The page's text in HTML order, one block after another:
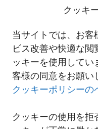
クッキ
当サイトでは、お客
ビス改善や快適な閲
ッキーを使用して
客様の同意をお願い
クッキーポリシーの
クッキーの使用を拒
熱ボックス